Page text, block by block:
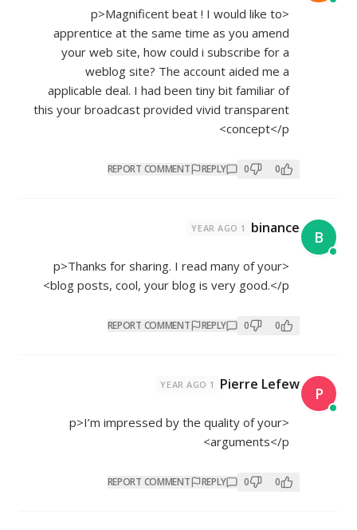
<p>Magnificent beat ! I would like to
apprentice at the same time as you amend
your web site, how could i subscribe for a
weblog site? The account aided me a
applicable deal. I had been tiny bit familiar of
this your broadcast provided vivid transparent
concept</p>
0
0
REPLY
REPORT COMMENT
B
binance
1 YEAR AGO
<p>Thanks for sharing. I read many of your
blog posts, cool, your blog is very good.</p>
0
0
REPLY
REPORT COMMENT
P
Pierre Lefew
1 YEAR AGO
<p>I’m impressed by the quality of your
arguments</p>
0
0
REPLY
REPORT COMMENT